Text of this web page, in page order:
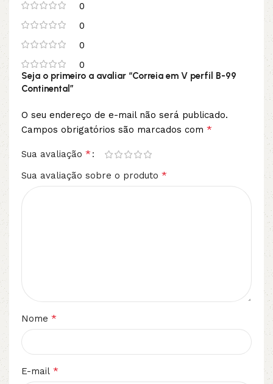
0
0
0
0
Seja o primeiro a avaliar “Correia em V perfil B-99
Continental”
O seu endereço de e-mail não será publicado.
Campos obrigatórios são marcados com *
Sua avaliação *
Sua avaliação sobre o produto *
Nome *
E-mail *